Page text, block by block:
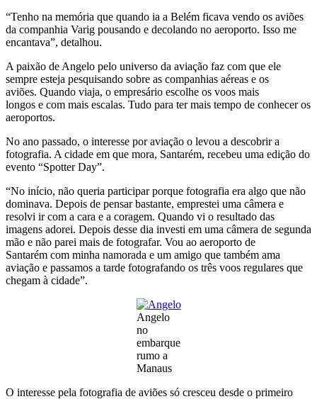
“Tenho na memória que quando ia a Belém ficava vendo os aviões
da companhia Varig pousando e decolando no aeroporto. Isso me
encantava”, detalhou.
A paixão de Angelo pelo universo da aviação faz com que ele
sempre esteja pesquisando sobre as companhias aéreas e os
aviões. Quando viaja, o empresário escolhe os voos mais
longos e com mais escalas. Tudo para ter mais tempo de conhecer os
aeroportos.
No ano passado, o interesse por aviação o levou a descobrir a
fotografia. A cidade em que mora, Santarém, recebeu uma edição do
evento “Spotter Day”.
“No início, não queria participar porque fotografia era algo que não
dominava. Depois de pensar bastante, emprestei uma câmera e
resolvi ir com a cara e a coragem. Quando vi o resultado das
imagens adorei. Depois desse dia investi em uma câmera de segunda
mão e não parei mais de fotografar. Vou ao aeroporto de
Santarém com minha namorada e um amigo que também ama
aviação e passamos a tarde fotografando os três voos regulares que
chegam à cidade”.
Angelo
no
embarque
rumo a
Manaus
O interesse pela fotografia de aviões só cresceu desde o primeiro